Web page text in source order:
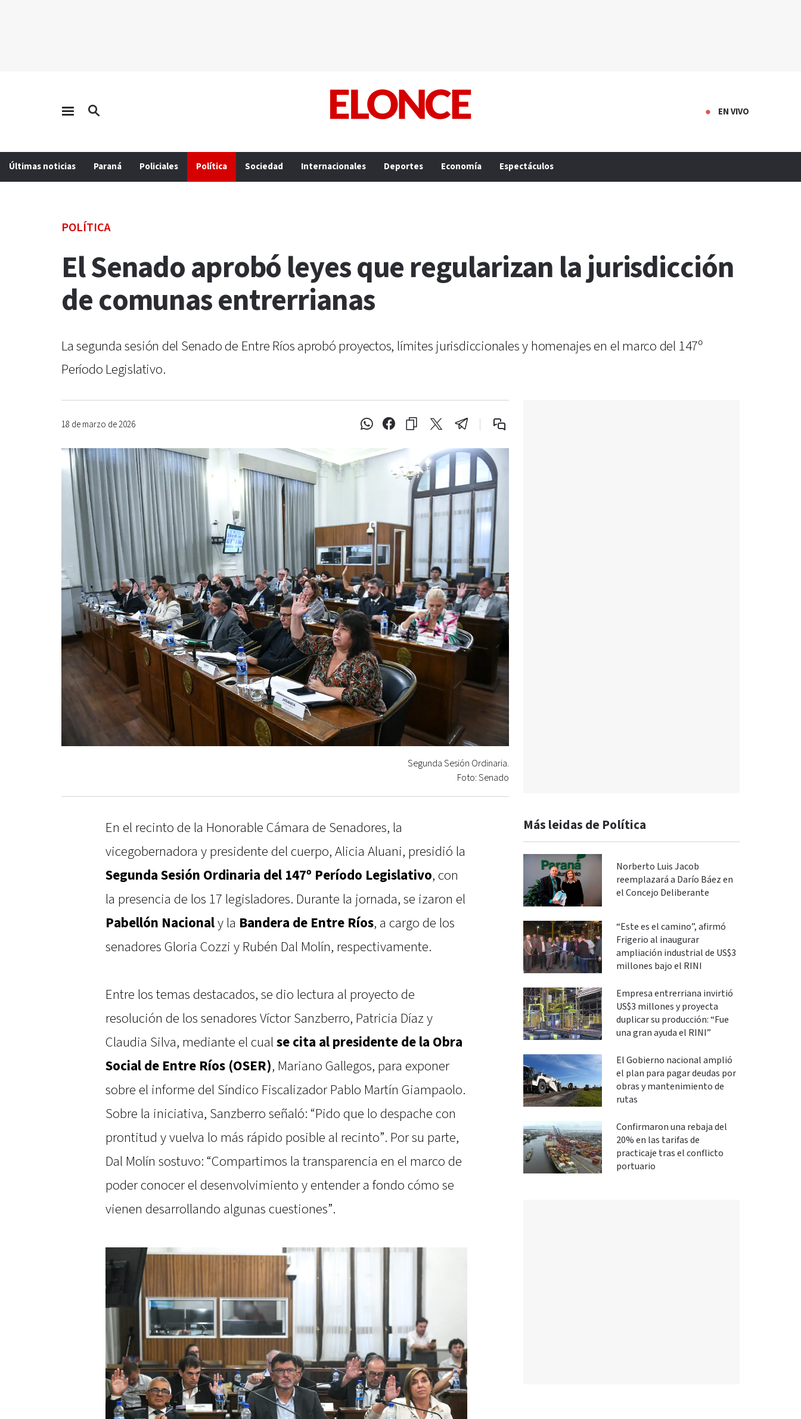
EN VIVO
Últimas noticias Paraná Policiales Política Sociedad Internacionales Deportes Economía Espectáculos
POLÍTICA
El Senado aprobó leyes que regularizan la jurisdicción
de comunas entrerrianas
La segunda sesión del Senado de Entre Ríos aprobó proyectos, límites jurisdiccionales y homenajes en el marco del 147º
Período Legislativo.
18 de marzo de 2026
Segunda Sesión Ordinaria.
Foto: Senado
En el recinto de la Honorable Cámara de Senadores, la
vicegobernadora y presidente del cuerpo, Alicia Aluani, presidió la
Segunda Sesión Ordinaria del 147º Período Legislativo, con
la presencia de los 17 legisladores. Durante la jornada, se izaron el
Pabellón Nacionaly la Bandera de Entre Ríos, a cargo de los
senadores Gloria Cozzi y Rubén Dal Molín, respectivamente.
Entre los temas destacados, se dio lectura al proyecto de
resolución de los senadores Víctor Sanzberro, Patricia Díaz y
Claudia Silva, mediante el cual se cita al presidente de la Obra
Social de Entre Ríos (OSER), Mariano Gallegos, para exponer
sobre el informe del Síndico Fiscalizador Pablo Martín Giampaolo.
Sobre la iniciativa, Sanzberro señaló: “Pido que lo despache con
prontitud y vuelva lo más rápido posible al recinto”. Por su parte,
Dal Molín sostuvo: “Compartimos la transparencia en el marco de
poder conocer el desenvolvimiento y entender a fondo cómo se
vienen desarrollando algunas cuestiones”.
Más leidas de Política
Norberto Luis Jacob
reemplazará a Darío Báez en
el Concejo Deliberante
“Este es el camino”, afirmó
Frigerio al inaugurar
ampliación industrial de US$3
millones bajo el RINI
Empresa entrerriana invirtió
US$3 millones y proyecta
duplicar su producción: “Fue
una gran ayuda el RINI”
El Gobierno nacional amplió
el plan para pagar deudas por
obras y mantenimiento de
rutas
Confirmaron una rebaja del
20% en las tarifas de
practicaje tras el conflicto
portuario